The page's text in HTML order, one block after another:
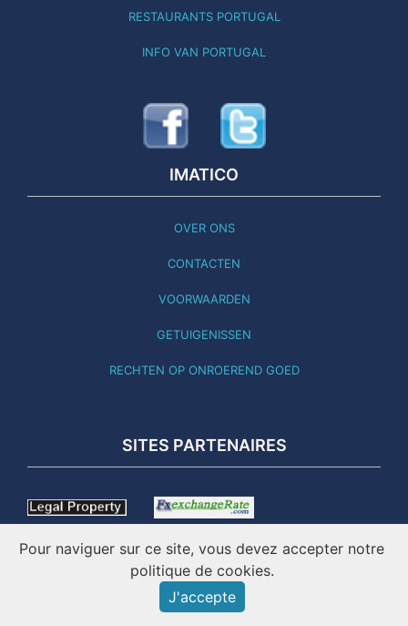
RESTAURANTS PORTUGAL
INFO VAN PORTUGAL
IMATICO
OVER ONS
CONTACTEN
VOORWAARDEN
GETUIGENISSEN
RECHTEN OP ONROEREND GOED
SITES PARTENAIRES
DEZE SITE IS BIJGEWERKT NAAR 01.08.26 - ONLINE SINDS
2001 - IMATICO – VASTGOED PORTUGAL ©
Pour naviguer sur ce site, vous devez accepter notre
politique de cookies.
J'accepte